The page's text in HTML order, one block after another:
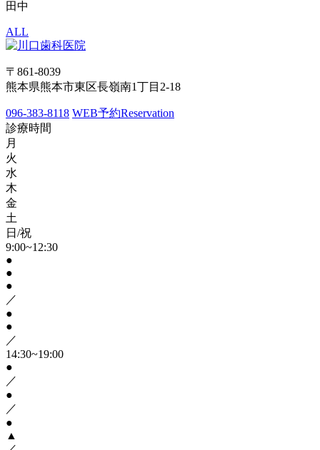
田中
ALL
〒861-8039
熊本県熊本市東区長嶺南1丁目2-18
096-383-8118 WEB予約Reservation
診療時間
月
火
水
木
金
土
日/祝
9:00~12:30
●
●
●
／
●
●
／
14:30~19:00
●
／
●
／
●
▲